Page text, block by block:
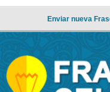
Enviar nueva